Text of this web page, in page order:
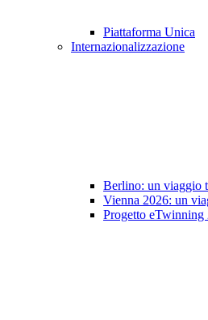
Piattaforma Unica
Internazionalizzazione
Berlino: un viaggio
Vienna 2026: un
Progetto eTwinning